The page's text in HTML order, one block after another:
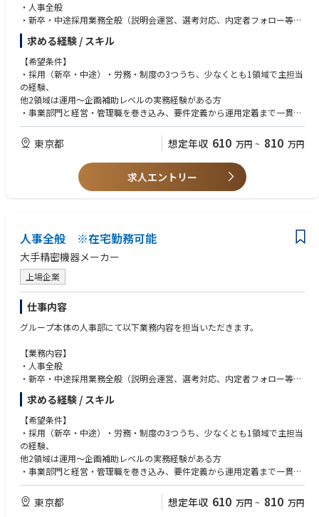
・人事全般
・新卒・中途採用業務全般（説明会運営、選考対応、内定者フォロー等）
・労務管理（勤怠、人件費、従業員データ管理）
・人事企画・制度運用（制度見直し、健康経営施策、エンゲージメント向
上施策等）
・社内イベント企画運営（内定式、社内報奨等）
求める経験 / スキル
【希望条件】
・採用（新卒・中途）・労務・制度の3つうち、少なくとも1領域で主担当
の経験、
他2領域は運用～企画補助レベルの実務経験がある方
・事業部門と経営・管理職を巻き込み、要件定義から運用定着まで一貫し
て進める「自走力」がある方
・事業会社との折衝が多いため、高いコミュニケーション力、調整力のあ
る方歓迎
組織風土改革、研修など、人事における他領域でのご経験をお持ちの方
・上記実務経験
東京都 想定年収 610 万円 ~ 810 万円
求人エントリー
人事全般 ※在宅勤務可能
大手精密機器メーカー
上場企業
仕事内容
グループ本体の人事部にて以下業務内容を担当いただきます。
【業務内容】
・人事全般
・新卒・中途採用業務全般（説明会運営、選考対応、内定者フォロー等）
・労務管理（勤怠、人件費、従業員データ管理）
・人事企画・制度運用（制度見直し、健康経営施策、エンゲージメント向
上施策等）
・社内イベント企画運営（内定式、社内報奨等）
求める経験 / スキル
【希望条件】
・採用（新卒・中途）・労務・制度の3つうち、少なくとも1領域で主担当
の経験、
他2領域は運用～企画補助レベルの実務経験がある方
・事業部門と経営・管理職を巻き込み、要件定義から運用定着まで一貫し
て進める「自走力」がある方
・事業会社との折衝が多いため、高いコミュニケーション力、調整力のあ
る方歓迎
東京都 想定年収 610 万円 ~ 810 万円